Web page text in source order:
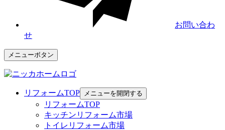
お問い合わ
せ
メニューボタン
リフォームTOP メニューを開閉する
リフォームTOP
キッチンリフォーム市場
トイレリフォーム市場